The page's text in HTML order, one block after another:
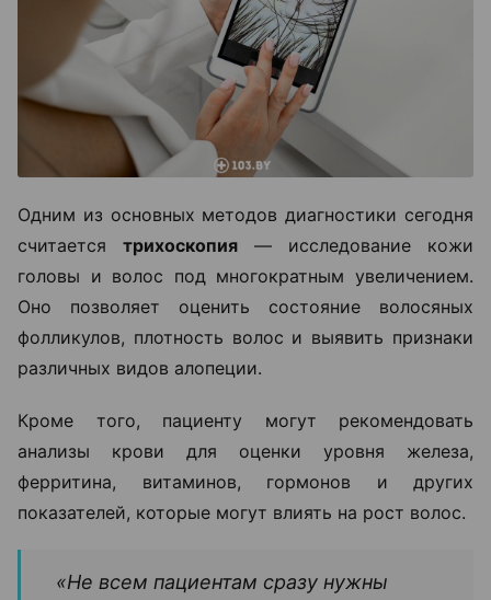
Одним из основных методов диагностики сегодня
считается трихоскопия — исследование кожи
головы и волос под многократным увеличением.
Оно позволяет оценить состояние волосяных
фолликулов, плотность волос и выявить признаки
различных видов алопеции.
Кроме того, пациенту могут рекомендовать
анализы крови для оценки уровня железа,
ферритина, витаминов, гормонов и других
показателей, которые могут влиять на рост волос.
«Не всем пациентам сразу нужны